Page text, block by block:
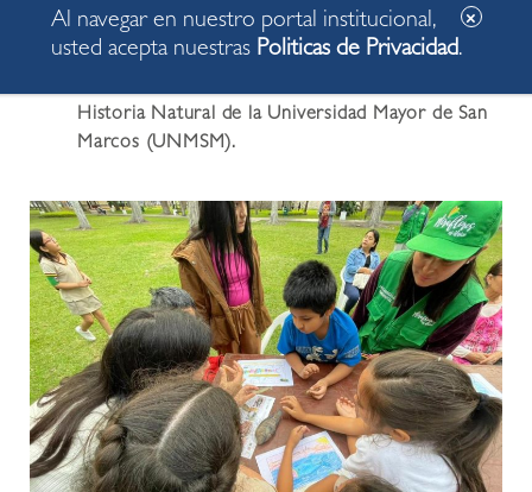
En taller didáctico dirigido a niños, jóvenes y
adultos, se presentaron peces nativos de agua
Historia Natural de la Universidad Mayor de San
Marcos (UNMSM).
Al navegar en nuestro portal institucional,
usted acepta nuestras Politicas de Privacidad.